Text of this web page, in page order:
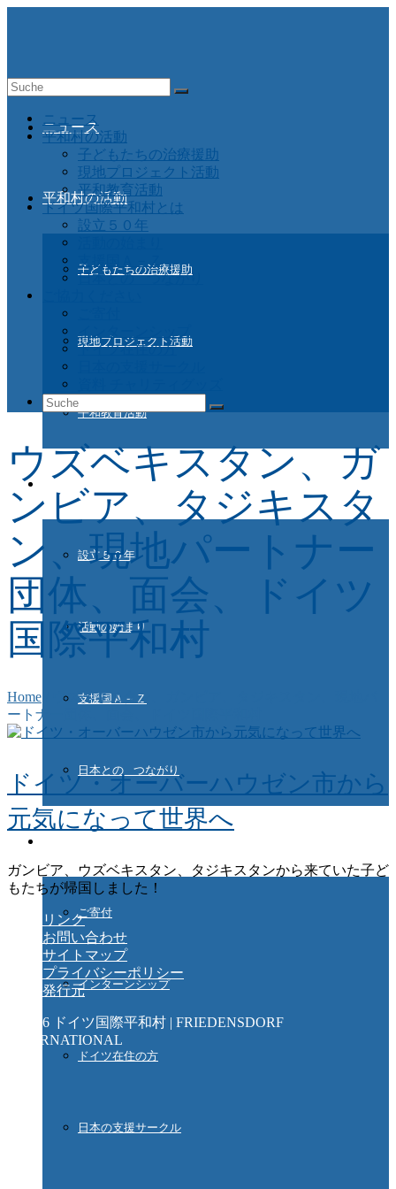
ニュース
平和村の活動
子どもたちの治療援助
現地プロジェクト活動
平和教育活動
ドイツ国際平和村とは
設立５０年
活動の始まり
支援国Ａ－Ｚ
日本との つながり
ご寄付
インターンシップ
ドイツ在住の方
日本の支援サークル
Suche
ニュース
平和村の活動
子どもたちの治療援助
現地プロジェクト活動
平和教育活動
ドイツ国際平和村とは
設立５０年
支援国Ａ－Ｚ
日本との つながり
インターンシップ
ドイツ在住の方
Suche
nach:
ウズベキスタン、ガ
ンビア、タジキスタ
ン、現地パートナー
団体、面会、ドイツ
国際平和村
Home
ウズベキスタン、ガンビア、タジキスタン、現地パ
ートナー団体、面会、ドイツ国際平和村
ドイツ・オーバーハウゼン市から
元気になって世界へ
ガンビア、ウズベキスタン、タジキスタンから来ていた子ど
もたちが帰国しました！
リンク
お問い合わせ
サイトマップ
プライバシーポリシー
発行元
© 2026 ドイツ国際平和村 | FRIEDENSDORF
INTERNATIONAL